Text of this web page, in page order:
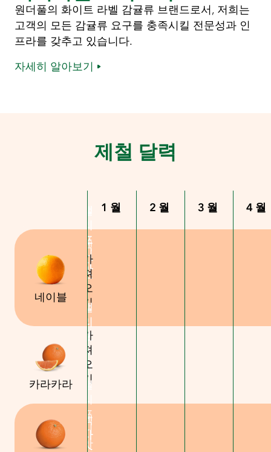
원더풀의 화이트 라벨 감귤류 브랜드로서, 저희는
고객의 모든 감귤류 요구를 충족시킬 전문성과 인
프라를 갖추고 있습니다.
자세히 알아보기
제철 달력
네이블
카라카라
1월 2월 3월 4월
포
니
아
포
니
아
텍
사
스
가
져
오
기
캘
리
포
니
아
캘
리
포
니
아
가
져
오
기
캘
포
니
아
텍
사
스
텍
사
스